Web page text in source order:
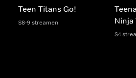
Teen Titans Go!
S8-9 streamen
Ninja
S4